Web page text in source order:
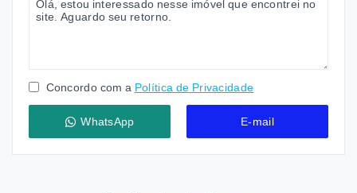
Concordo com a Política de Privacidade
WhatsApp E-mail